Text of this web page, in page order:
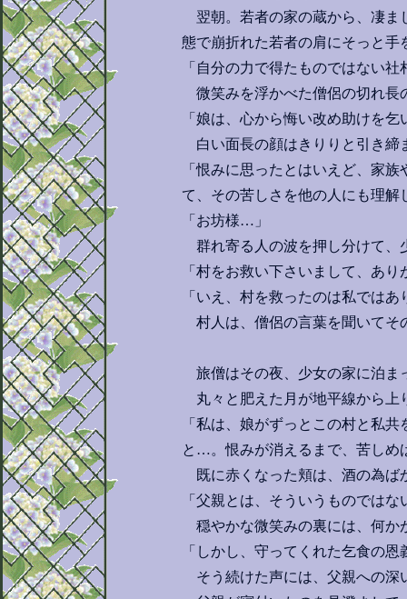
翌朝。若者の家の蔵から、凄ま
態で崩折れた若者の肩にそっと手
「自分の力で得たものではない
微笑みを浮かべた僧侶の切れ長
「娘は、心から悔い改め助けを
白い面長の顔はきりりと引き締
「恨みに思ったとはいえど、家
て、その苦しさを他の人にも理解
「お坊様…」
群れ寄る人の波を押し分けて、
「村をお救い下さいまして、あり
「いえ、村を救ったのは私では
村人は、僧侶の言葉を聞いてそ
旅僧はその夜、少女の家に泊ま
丸々と肥えた月が地平線から上
「私は、娘がずっとこの村と私
と…。恨みが消えるまで、苦しめ
既に赤くなった頬は、酒の為ば
「父親とは、そういうものではな
穏やかな微笑みの裏には、何か
「しかし、守ってくれた乞食の
そう続けた声には、父親への深